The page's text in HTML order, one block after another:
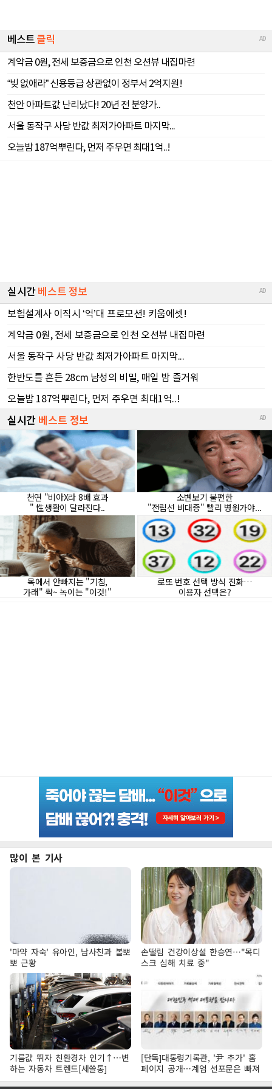
많이 본 기사
'마약 자숙' 유아인, 남사친과 볼뽀
뽀 근황
손떨림 건강이상설 한승연…"목디
스크 심해 치료 중"
기름값 뛰자 친환경차 인기↑…변
하는 자동차 트렌드[세쓸통]
[단독]대통령기록관, '尹 추가' 홈
페이지 공개…계엄 선포문은 빠져